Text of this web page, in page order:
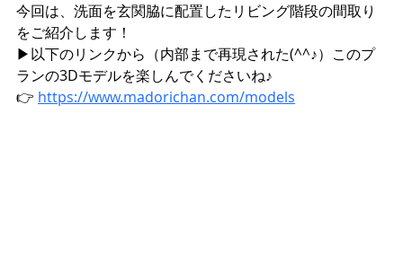
今回は、洗面を玄関脇に配置したリビング階段の間取り
をご紹介します！
▶︎以下のリンクから（内部まで再現された(^^♪）このプ
ランの3Dモデルを楽しんでくださいね♪
👉 https://www.madorichan.com/models